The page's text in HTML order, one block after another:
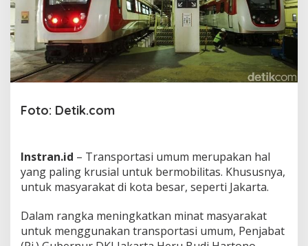
m
p
r
o
v
D
K
e
o
P
e
g
e
m
Foto: Detik.com
Instran.id – Transportasi umum merupakan hal
yang paling krusial untuk bermobilitas. Khususnya,
untuk masyarakat di kota besar, seperti Jakarta.
Dalam rangka meningkatkan minat masyarakat
untuk menggunakan transportasi umum, Penjabat